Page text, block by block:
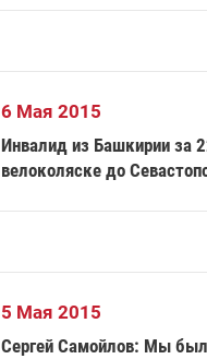
6 Мая 2015
Инвалид из Башкирии за
велоколяске до
5 Мая 2015
Сергей Самойлов: Мы